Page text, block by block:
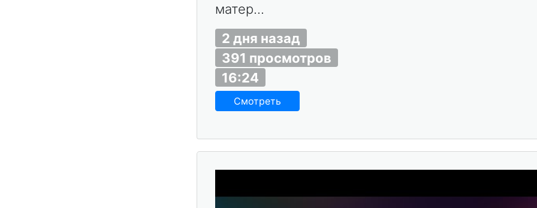
матер...
2 дня назад
391 просмотров
16:24
Смотреть